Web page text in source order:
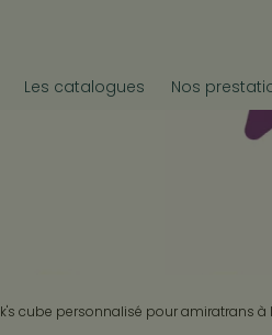
Les catalogues Nos
cube personnalisé pour amiratrans à